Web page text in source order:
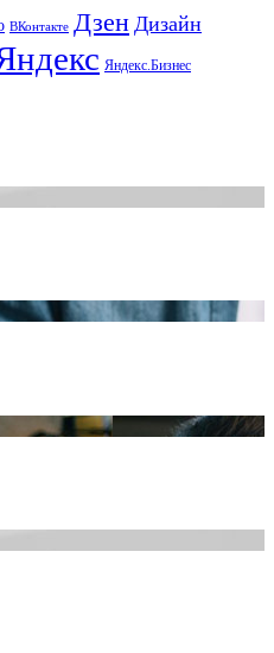
ВКонтакте Дзен Дизайн
Яндекс.Бизнес